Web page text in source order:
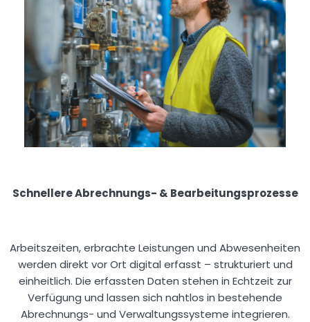
Schnellere Abrechnungs- & Bearbeitungsprozesse
Arbeitszeiten, erbrachte Leistungen und Abwesenheiten
werden direkt vor Ort digital erfasst – strukturiert und
einheitlich. Die erfassten Daten stehen in Echtzeit zur
Verfügung und lassen sich nahtlos in bestehende
Abrechnungs- und Verwaltungssysteme integrieren.